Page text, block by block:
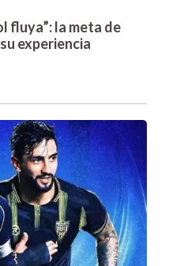
fluya”: la meta de
experiencia